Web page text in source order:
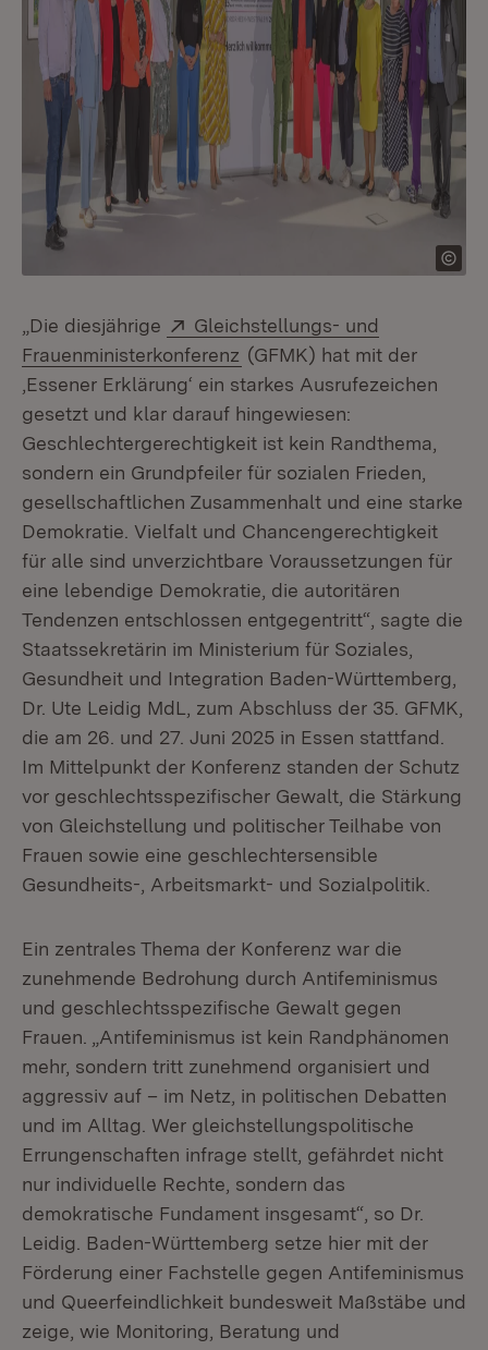
„Die diesjährige Extern:
Gleichstellungs- und
Frauenministerkonferenz (Öffnet in neuem Fenster)
(GFMK) hat mit der
‚Essener Erklärung‘ ein starkes Ausrufezeichen
gesetzt und klar darauf hingewiesen:
Geschlechtergerechtigkeit ist kein Randthema,
sondern ein Grundpfeiler für sozialen Frieden,
gesellschaftlichen Zusammenhalt und eine starke
Demokratie. Vielfalt und Chancengerechtigkeit
für alle sind unverzichtbare Voraussetzungen für
eine lebendige Demokratie, die autoritären
Tendenzen entschlossen entgegentritt“, sagte die
Staatssekretärin im Ministerium für Soziales,
Gesundheit und Integration Baden-Württemberg,
Dr. Ute Leidig MdL, zum Abschluss der 35. GFMK,
die am 26. und 27. Juni 2025 in Essen stattfand.
Im Mittelpunkt der Konferenz standen der Schutz
vor geschlechtsspezifischer Gewalt, die Stärkung
von Gleichstellung und politischer Teilhabe von
Frauen sowie eine geschlechtersensible
Gesundheits-, Arbeitsmarkt- und Sozialpolitik.
Ein zentrales Thema der Konferenz war die
zunehmende Bedrohung durch Antifeminismus
und geschlechtsspezifische Gewalt gegen
Frauen. „Antifeminismus ist kein Randphänomen
mehr, sondern tritt zunehmend organisiert und
aggressiv auf – im Netz, in politischen Debatten
und im Alltag. Wer gleichstellungspolitische
Errungenschaften infrage stellt, gefährdet nicht
nur individuelle Rechte, sondern das
demokratische Fundament insgesamt“, so Dr.
Leidig. Baden-Württemberg setze hier mit der
Förderung einer Fachstelle gegen Antifeminismus
und Queerfeindlichkeit bundesweit Maßstäbe und
zeige, wie Monitoring, Beratung und